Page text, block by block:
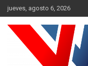
Saltar
al
contenido
jueves, agosto 6, 2026